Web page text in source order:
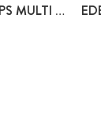
EDBLAD PEAK HOOPS MULTI HEART GOLD